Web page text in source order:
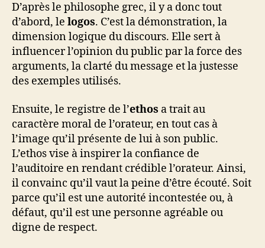
D’après le philosophe grec, il y a donc tout
d’abord, le logos. C’est la démonstration, la
dimension logique du discours. Elle sert à
influencer l’opinion du public par la force des
arguments, la clarté du message et la justesse
des exemples utilisés.
Ensuite, le registre de l’ethos a trait au
caractère moral de l’orateur, en tout cas à
l’image qu’il présente de lui à son public.
L’ethos vise à inspirer la confiance de
l’auditoire en rendant crédible l’orateur. Ainsi,
il convainc qu’il vaut la peine d’être écouté. Soit
parce qu’il est une autorité incontestée ou, à
défaut, qu’il est une personne agréable ou
digne de respect.